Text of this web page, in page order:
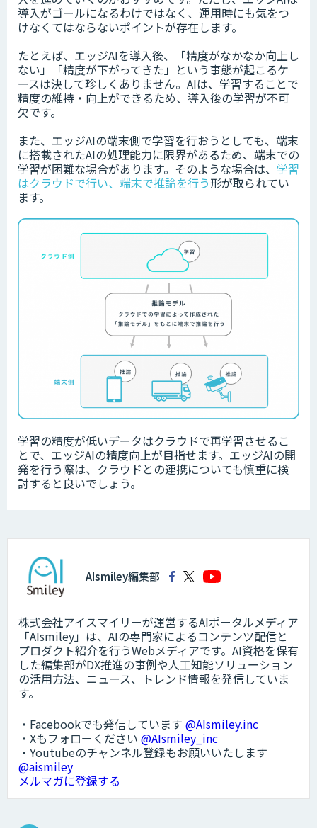
導入がゴールになるわけではなく、運用時にも気をつ
けなくてはならないポイントが存在します。
たとえば、エッジAIを導入後、「精度がなかなか向上し
ない」「精度が下がってきた」という事態が起こるケ
ースは決して珍しくありません。AIは、学習することで
精度の維持・向上ができるため、導入後の学習が不可
欠です。
また、エッジAIの端末側で学習を行おうとしても、端末
に搭載されたAIの処理能力に限界があるため、端末での
学習が困難な場合があります。そのような場合は、 学習
はクラウドで行い、端末で推論を行う形が取られてい
ます。
学習の精度が低いデータはクラウドで再学習させるこ
とで、エッジAIの精度向上が目指せます。エッジAIの開
発を行う際は、クラウドとの連携についても慎重に検
討すると良いでしょう。
AIsmiley編集部
株式会社アイスマイリーが運営するAIポータルメディア
「AIsmiley」は、AIの専門家によるコンテンツ配信と
プロダクト紹介を行うWebメディアです。AI資格を保有
した編集部がDX推進の事例や人工知能ソリューション
の活用方法、ニュース、トレンド情報を発信していま
す。
・Facebookでも発信しています @AIsmiley.inc
・Xもフォローください @AIsmiley_inc
・Youtubeのチャンネル登録もお願いいたします
@aismiley
メルマガに登録する